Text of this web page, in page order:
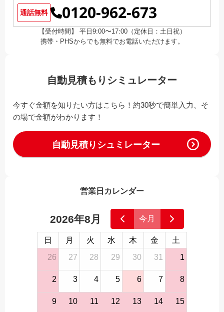
通話無料 0120-962-673
【受付時間】 平日9:00〜17:00（定休日：土日祝）
携帯・PHSからでも無料でお電話いただけます。
自動見積もりシミュレーター
今すぐ金額を知りたい方はこちら！約30秒で簡単入力、そ
の場で金額がわかります！
自動見積りシュミレーター
営業日カレンダー
2026年8月 今月
日 月 火 水 木 金
土
26
27 28 29 30 31 1
2 3 4 5 6 7 8
9 10 11 12 13 14 15